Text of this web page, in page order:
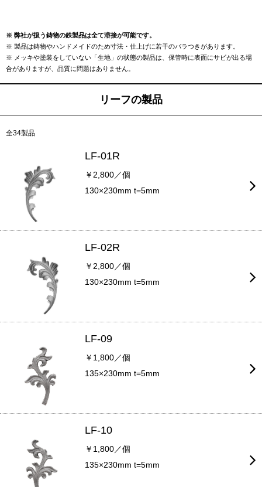
※ 弊社が扱う鋳物の鉄製品は全て溶接が可能です。
※ 製品は鋳物やハンドメイドのため寸法・仕上げに若干のバラつきがあります。
※ メッキや塗装をしていない「生地」の状態の製品は、保管時に表面にサビが出る場
合がありますが、品質に問題はありません。
リーフの製品
全34製品
LF-01R
￥2,800／個
130×230mm t=5mm
LF-02R
￥2,800／個
130×230mm t=5mm
LF-09
￥1,800／個
135×230mm t=5mm
LF-10
￥1,800／個
135×230mm t=5mm